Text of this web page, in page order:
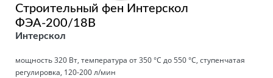
Строительный фен Интерскол
ФЭА-200/18В
Интерскол
мощность 320 Вт, температура от 350 °С до 550 °С, ступенчатая
регулировка, 120-200 л/мин